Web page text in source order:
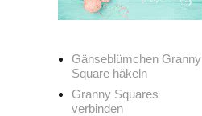
Gänseblümchen Granny
Square häkeln
Granny Squares
verbinden